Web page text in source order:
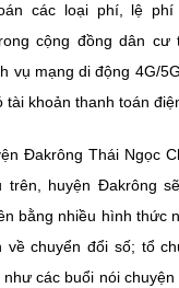
các loại phí, lệ
cộng đồng dân cư
vụ mạng di động 4G/
tài khoản thanh toán
Đakrông Thái Ngọc
trên, huyện Đakrông
bằng nhiều hình thức
về chuyển đổi số; tổ
các buổi nói